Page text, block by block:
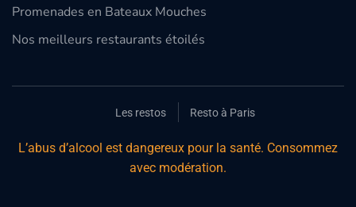
Promenades en Bateaux Mouches
Nos meilleurs restaurants étoilés
Les restos Resto à Paris
L’abus d’alcool est dangereux pour la santé. Consommez
avec modération.